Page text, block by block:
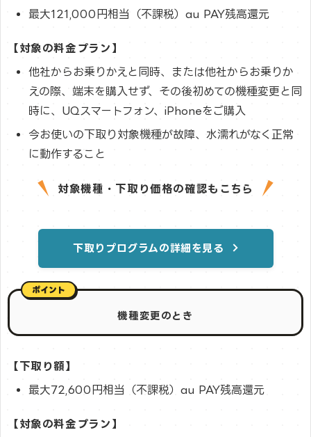
最大121,000円相当（不課税）au PAY残高還元
【対象の料金プラン】
他社からお乗りかえと同時、または他社からお乗りか
えの際、端末を購入せず、その後初めての機種変更と同
時に、UQスマートフォン、iPhoneをご購入
今お使いの下取り対象機種が故障、水濡れがなく正常
に動作すること
対象機種・下取り価格の確認もこちら
下取りプログラムの詳細を見る
機種変更のとき
【下取り額】
最大72,600円相当（不課税）au PAY残高還元
【対象の料金プラン】